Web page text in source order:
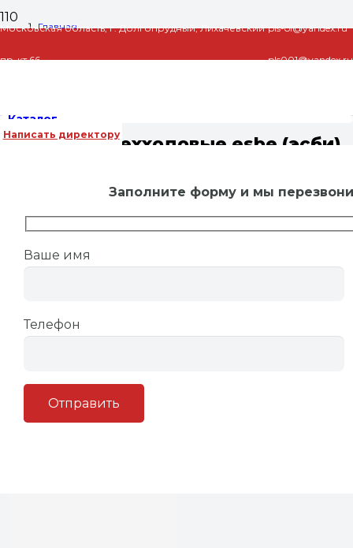
Московская область, г. Долгопрудный, Лихачевский
пр-кт 66
pls-ol@yandex.ru
pls001@yandex.ru
Каталог
Написать директору
Заполните форму и мы
Ваше имя
Телефон
Главная
Клапаны трехходовые esbe (эсби)
Клапаны трехходовые esbe (эсби)